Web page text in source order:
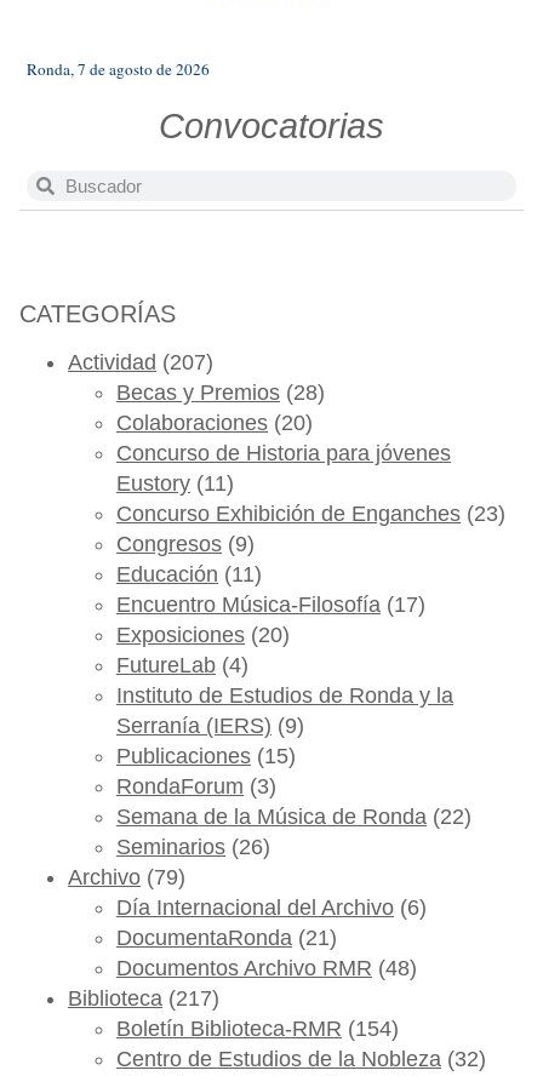
Ronda, 7 de agosto de 2026
Convocatorias
CATEGORÍAS
Actividad (207)
Becas y Premios (28)
Colaboraciones (20)
Concurso de Historia para jóvenes
Eustory (11)
Concurso Exhibición de Enganches (23)
Congresos (9)
Educación (11)
Encuentro Música-Filosofía (17)
Exposiciones (20)
FutureLab (4)
Instituto de Estudios de Ronda y la
Serranía (IERS) (9)
Publicaciones (15)
RondaForum (3)
Semana de la Música de Ronda (22)
Seminarios (26)
Archivo (79)
Día Internacional del Archivo (6)
DocumentaRonda (21)
Documentos Archivo RMR (48)
Biblioteca (217)
Boletín Biblioteca-RMR (154)
Centro de Estudios de la Nobleza (32)